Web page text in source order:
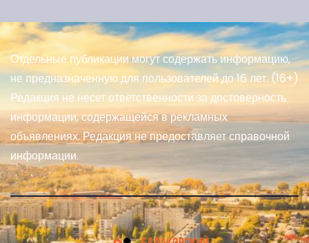
Отдельные публикации могут содержать информацию,
не предназначенную для пользователей до 16 лет. (16+)
Редакция не несет ответственности за достоверность
информации, содержащейся в рекламных
объявлениях. Редакция не предоставляет справочной
информации.